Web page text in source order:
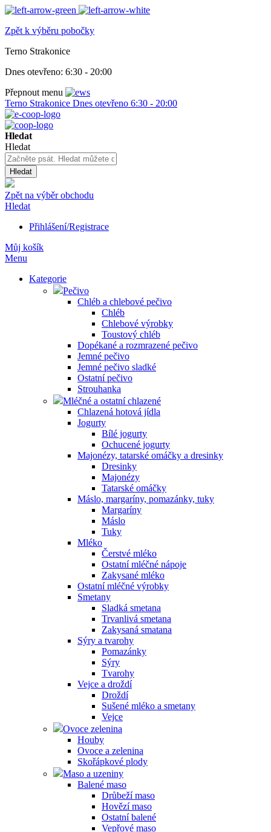
Zpět k výběru pobočky
Terno Strakonice
Dnes otevřeno: 6:30 - 20:00
Přepnout menu
Terno Strakonice Dnes otevřeno 6:30 - 20:00
Hledat
Hledat
Hledat
Zpět na výběr obchodu
Hledat
Přihlášení/Registrace
Můj košík
Menu
Kategorie
Pečivo
Chléb a chlebové pečivo
Chléb
Chlebové výrobky
Toustový chléb
Dopékané a rozmrazené pečivo
Jemné pečivo
Jemné pečivo sladké
Ostatní pečivo
Strouhanka
Mléčné a ostatní chlazené
Chlazená hotová jídla
Jogurty
Bílé jogurty
Ochucené jogurty
Majonézy, tatarské omáčky a dresinky
Dresinky
Majonézy
Tatarské omáčky
Máslo, margaríny, pomazánky, tuky
Margaríny
Máslo
Tuky
Mléko
Čerstvé mléko
Ostatní mléčné nápoje
Zakysané mléko
Ostatní mléčné výrobky
Smetany
Sladká smetana
Trvanlivá smetana
Zakysaná smatana
Sýry a tvarohy
Pomazánky
Sýry
Tvarohy
Vejce a droždí
Droždí
Sušené mléko a smetany
Vejce
Ovoce zelenina
Houby
Ovoce a zelenina
Skořápkové plody
Maso a uzeniny
Balené maso
Drůbeží maso
Hovězí maso
Ostatní balené
Vepřové maso